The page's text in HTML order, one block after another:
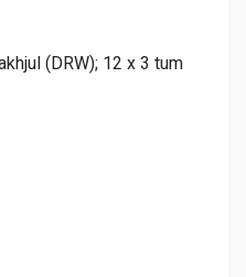
(DRW); 12 x 3 tum